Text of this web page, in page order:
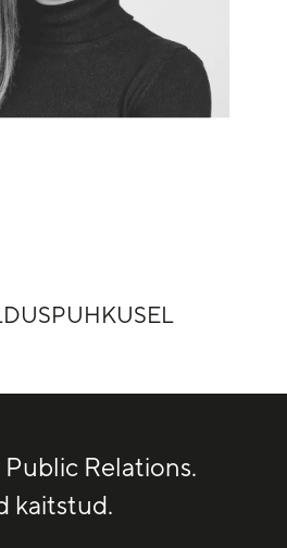
Relations.
kaitstud.